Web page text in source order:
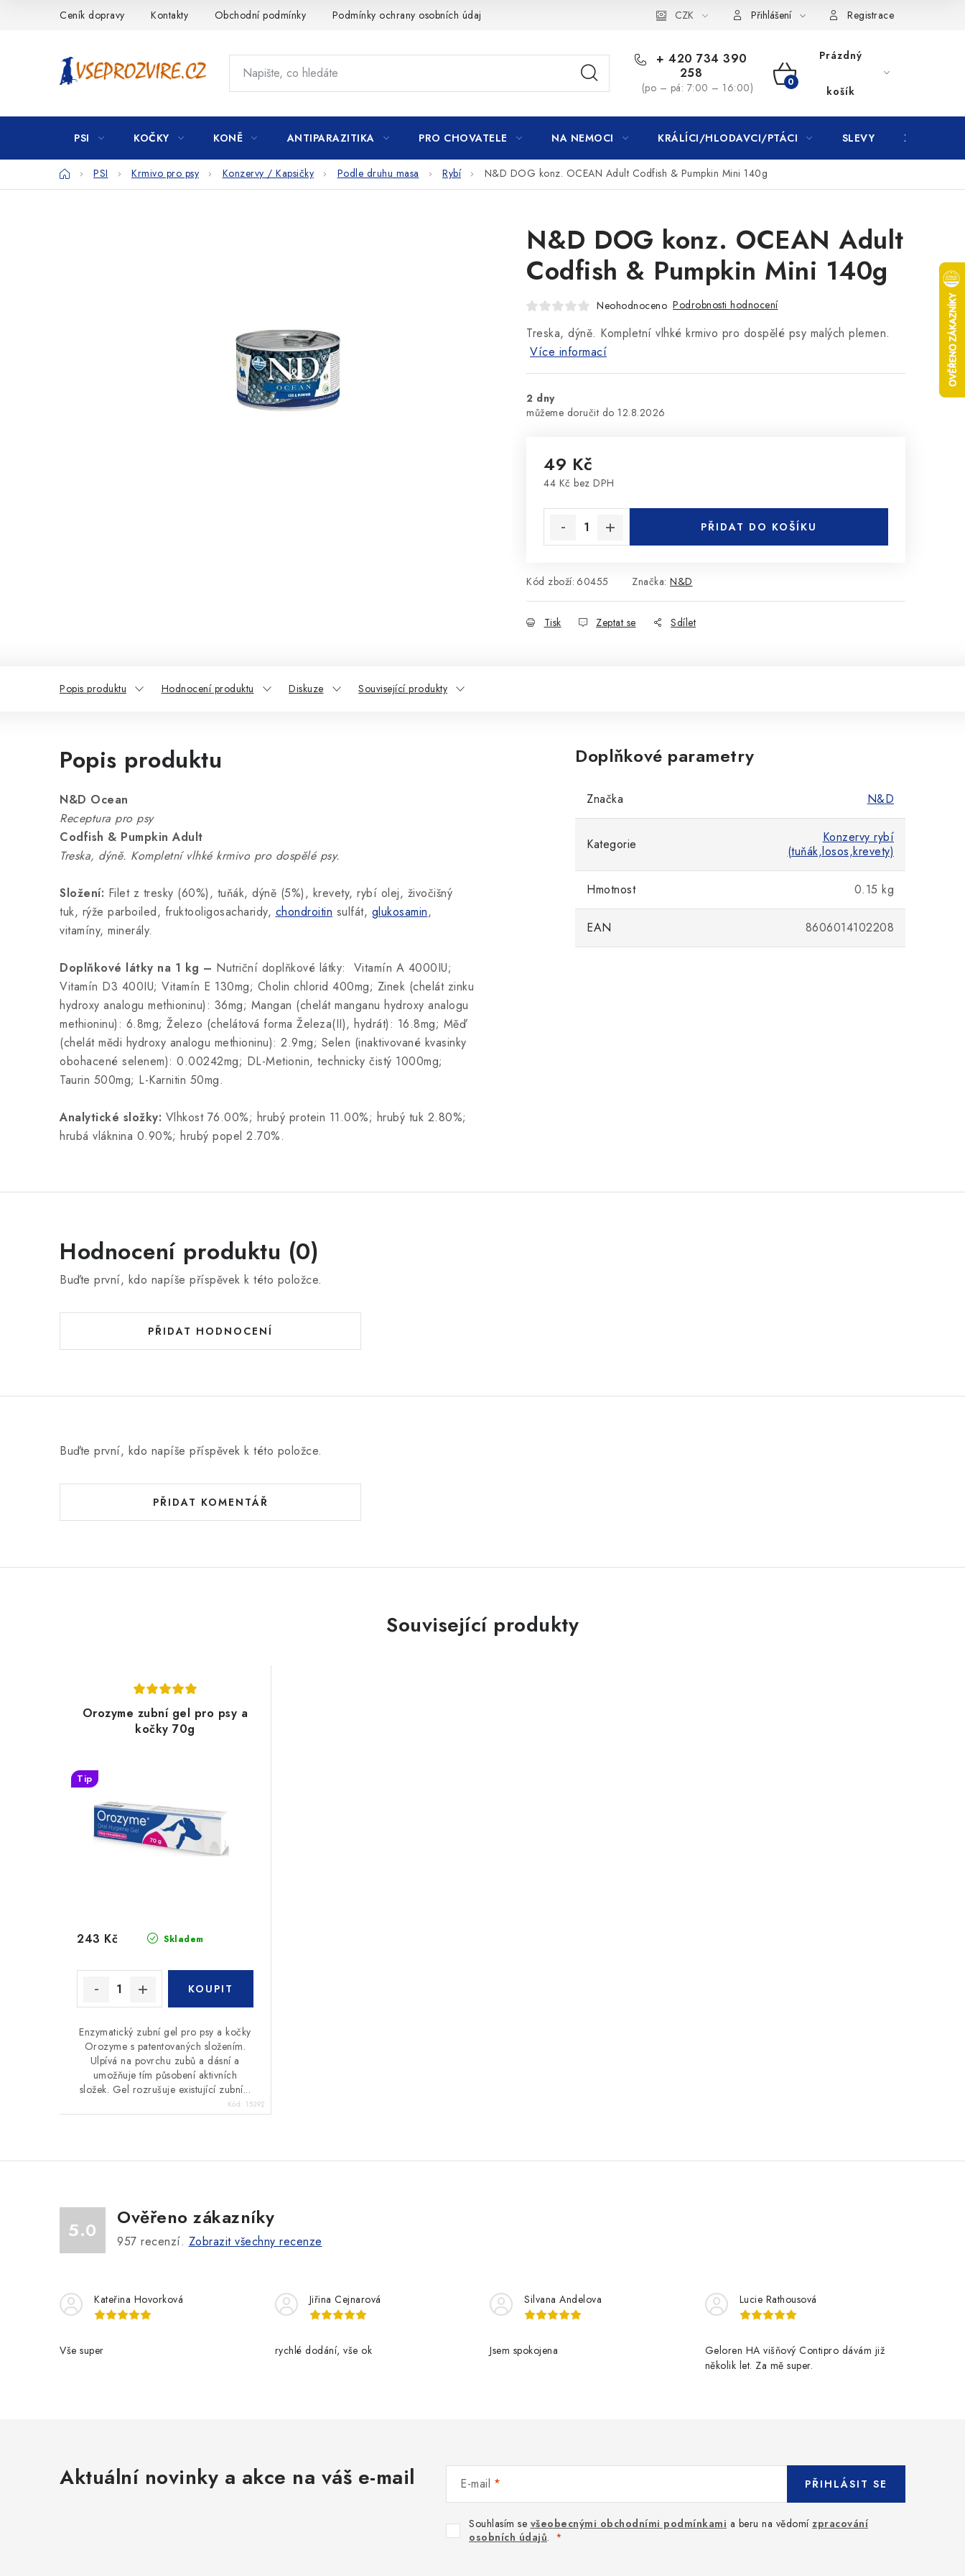
Ceník dopravy Kontakty Obchodní podmínky Podmínky ochrany osobních údajů CZK Přihlášení Registrace
+ 420 734 390
258
(po – pá: 7:00 – 16:00)
NÁKUPNÍ
KOŠÍK
Prázdný
košík
PSI KOČKY KONĚ ANTIPARAZITIKA PRO CHOVATELE NA NEMOCI KRÁLÍCI/HLODAVCI/PTÁCI SLEVY ZNAČKY
DomůPSI Krmivo pro psy Konzervy / Kapsičky Podle druhu masa Rybí N&D DOG konz. OCEAN Adult Codfish & Pumpkin Mini 140g
N&D DOG konz. OCEAN Adult
Codfish & Pumpkin Mini 140g
Neohodnoceno Podrobnosti hodnocení
Treska, dýně. Kompletní vlhké krmivo pro dospělé psy malých plemen.
Více informací
2 dny
12.8.2026
49 Kč
44 Kč bez DPH
PŘIDAT DO KOŠÍKU
Kód zboží: 60455 Značka: N&D
Tisk Zeptat se Sdílet
Popis produktu Hodnocení produktu Diskuze Související produkty
Popis produktu
N&D Ocean
Receptura pro psy
Codfish & Pumpkin Adult
Treska, dýně. Kompletní vlhké krmivo pro dospělé psy.
Složení: Filet z tresky (60%), tuňák, dýně (5%), krevety, rybí olej, živočišný
tuk, rýže parboiled, fruktooligosacharidy, chondroitin sulfát, glukosamin,
vitamíny, minerály.
Doplňkové látky na 1 kg – Nutriční doplňkové látky: Vitamín A 4000IU;
Vitamín D3 400IU; Vitamín E 130mg; Cholin chlorid 400mg; Zinek (chelát zinku
hydroxy analogu methioninu): 36mg; Mangan (chelát manganu hydroxy analogu
methioninu): 6.8mg; Železo (chelátová forma Železa(II), hydrát): 16.8mg; Měď
(chelát mědi hydroxy analogu methioninu): 2.9mg; Selen (inaktivované kvasinky
obohacené selenem): 0.00242mg; DL-Metionin, technicky čistý 1000mg;
Taurin 500mg; L-Karnitin 50mg.
Analytické složky: Vlhkost 76.00%; hrubý protein 11.00%; hrubý tuk 2.80%;
hrubá vláknina 0.90%; hrubý popel 2.70%.
Doplňkové parametry
Značka N&D
Kategorie
Konzervy rybí
(tuňák,losos,krevety)
Hmotnost 0.15 kg
EAN 8606014102208
Hodnocení produktu (0)
Buďte první, kdo napíše příspěvek k této položce.
PŘIDAT HODNOCENÍ
Buďte první, kdo napíše příspěvek k této položce.
PŘIDAT KOMENTÁŘ
Související produkty
Orozyme zubní gel pro psy a
kočky 70g
Tip
Skladem
243 Kč
Enzymatický zubní gel pro psy a kočky
Orozyme s patentovaných složením.
Ulpívá na povrchu zubů a dásní a
umožňuje tím působení aktivních
složek. Gel rozrušuje existující zubní...
Kód: 15392
5.0
Ověřeno zákazníky
957 recenzí. Zobrazit všechny recenze
Kateřina Hovorková
Vše super
Jiřina Cejnarová
rychlé dodání, vše ok
Silvana Andelova
Jsem spokojena
Lucie Rathousová
Geloren HA višňový Contipro dávám již
několik let. Za mě super.
Aktuální novinky a akce na váš e-mail E-mail
Souhlasím se všeobecnými obchodními podmínkami a beru na vědomí zpracování
osobních údajů.
PŘIHLÁSIT SE